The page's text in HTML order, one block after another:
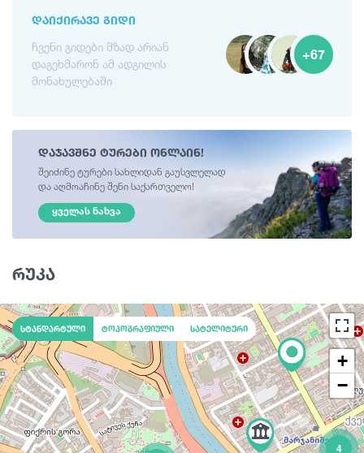
ᲓᲐᲘᲥᲘᲠᲐᲕᲔ ᲒᲘᲓᲘ
ჩვენი გიდები მზად არიან
დაგეხმარონ ამ ადგილის
მონახულებაში
+67
დაჯავშნე ტურები ონლაინ!
შეიძინე ტურები სახლიდან გაუსვლელად
და აღმოაჩინე შენი საქართველო!
ᲧᲕᲔᲚᲐᲡ ᲜᲐᲮᲕᲐ
რუკა
4
+
−
სტანდარტული ტოპოგრაფიული სატელიტური